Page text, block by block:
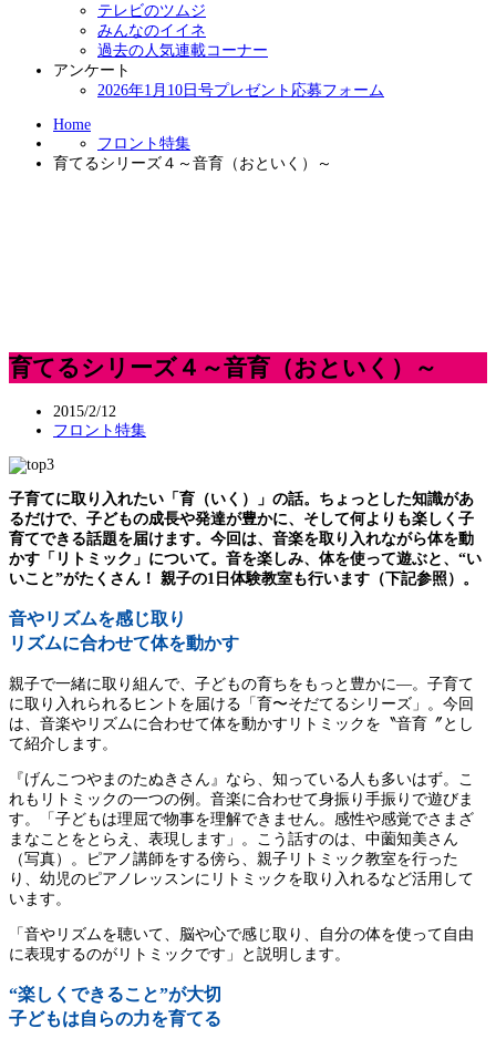
テレビのツムジ
みんなのイイネ
過去の人気連載コーナー
アンケート
2026年1月10日号プレゼント応募フォーム
Home
フロント特集
育てるシリーズ４～音育（おといく）～
育てるシリーズ４～音育（おといく）～
2015/2/12
フロント特集
子育てに取り入れたい「育（いく）」の話。ちょっとした知識があ
るだけで、子どもの成長や発達が豊かに、そして何よりも楽しく子
育てできる話題を届けます。今回は、音楽を取り入れながら体を動
かす「リトミック」について。音を楽しみ、体を使って遊ぶと、“い
いこと”がたくさん！ 親子の1日体験教室も行います（下記参照）。
音やリズムを感じ取り
リズムに合わせて体を動かす
親子で一緒に取り組んで、子どもの育ちをもっと豊かに―。子育て
に取り入れられるヒントを届ける「育〜そだてるシリーズ」。今回
は、音楽やリズムに合わせて体を動かすリトミックを〝音育〞とし
て紹介します。
『げんこつやまのたぬきさん』なら、知っている人も多いはず。こ
れもリトミックの一つの例。音楽に合わせて身振り手振りで遊びま
す。「子どもは理屈で物事を理解できません。感性や感覚でさまざ
まなことをとらえ、表現します」。こう話すのは、中薗知美さん
（写真）。ピアノ講師をする傍ら、親子リトミック教室を行った
り、幼児のピアノレッスンにリトミックを取り入れるなど活用して
います。
「音やリズムを聴いて、脳や心で感じ取り、自分の体を使って自由
に表現するのがリトミックです」と説明します。
“楽しくできること”が大切
子どもは自らの力を育てる